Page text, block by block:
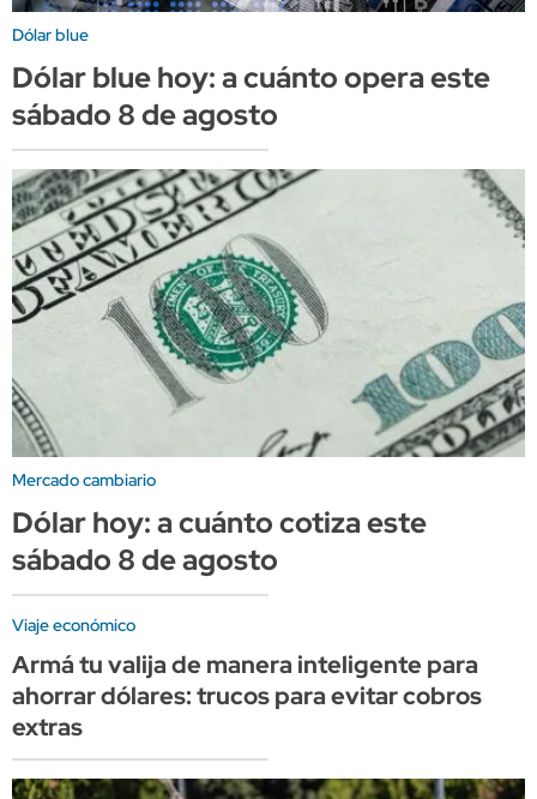
Dólar blue
Dólar blue hoy: a cuánto opera este
sábado 8 de agosto
Mercado cambiario
Dólar hoy: a cuánto cotiza este
sábado 8 de agosto
Viaje económico
Armá tu valija de manera inteligente para
ahorrar dólares: trucos para evitar cobros
extras